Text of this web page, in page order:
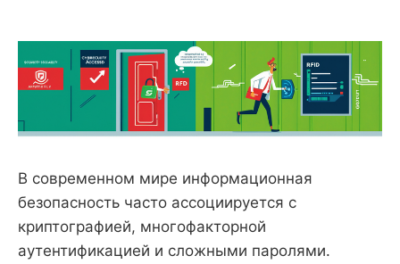
В современном мире информационная
безопасность часто ассоциируется с
криптографией, многофакторной
аутентификацией и сложными паролями.